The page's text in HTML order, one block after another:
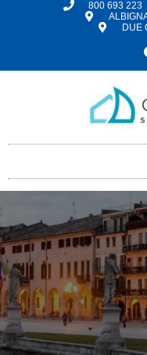
800 693 223
DUE